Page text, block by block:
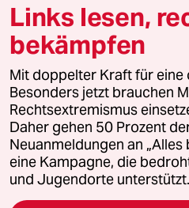
© 2026 taz Verlags und
Alle Rechte vorbehalten. Bei
wenden Sie sich bitte an
Feedback Redaktionsstatut
Leitlinie Informant
Links lesen,
bekämpfen
Mit doppelter Kraft für eine
Besonders jetzt brauchen
Rechtsextremismus
Daher gehen 50 Prozent
Neuanmeldungen an
eine Kampagne, die
und Jugendorte